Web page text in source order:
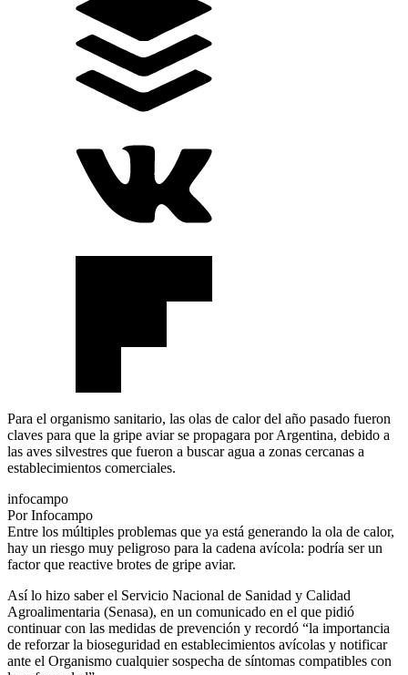
Para el organismo sanitario, las olas de calor del año pasado fueron
claves para que la gripe aviar se propagara por Argentina, debido a
las aves silvestres que fueron a buscar agua a zonas cercanas a
establecimientos comerciales.
infocampo
Por Infocampo
Entre los múltiples problemas que ya está generando la ola de calor,
hay un riesgo muy peligroso para la cadena avícola: podría ser un
factor que reactive brotes de gripe aviar.
Así lo hizo saber el Servicio Nacional de Sanidad y Calidad
Agroalimentaria (Senasa), en un comunicado en el que pidió
continuar con las medidas de prevención y recordó “la importancia
de reforzar la bioseguridad en establecimientos avícolas y notificar
ante el Organismo cualquier sospecha de síntomas compatibles con